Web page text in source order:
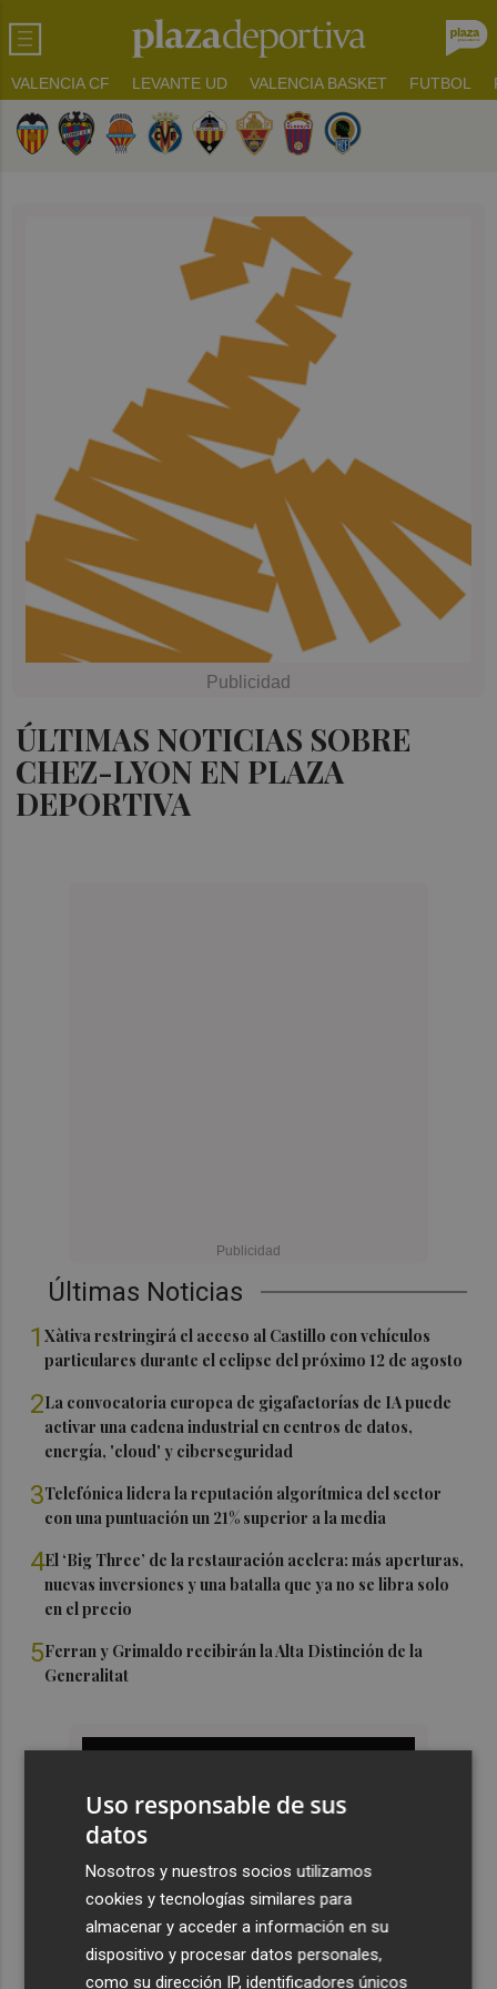
VALENCIA CF LEVANTE UD VALENCIA BASKET FUTBOL
ÚLTIMAS NOTICIAS SOBRE
CHEZ-LYON EN PLAZA
DEPORTIVA
Últimas Noticias
1Xàtiva restringirá el acceso al Castillo con vehículos
particulares durante el eclipse del próximo 12 de agosto
2La convocatoria europea de gigafactorías de IA puede
activar una cadena industrial en centros de datos,
energía, 'cloud' y ciberseguridad
3Telefónica lidera la reputación algorítmica del sector
con una puntuación un 21% superior a la media
4El ‘Big Three’ de la restauración acelera: más aperturas,
nuevas inversiones y una batalla que ya no se libra solo
en el precio
5Ferran y Grimaldo recibirán la Alta Distinción de la
Generalitat
Uso responsable de sus
datos
Nosotros y nuestros socios utilizamos
cookies y tecnologías similares para
almacenar y acceder a información en su
dispositivo y procesar datos personales,
como su dirección IP, identificadores únicos